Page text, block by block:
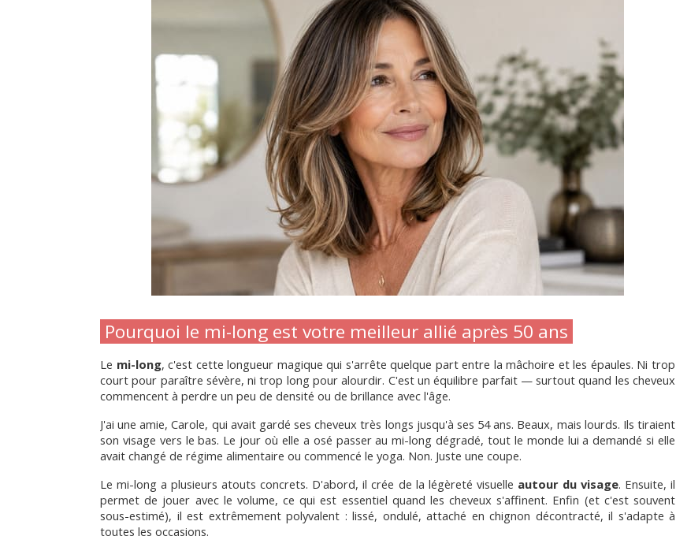
Pourquoi le mi-long est votre meilleur allié après 50 ans
Le mi-long, c'est cette longueur magique qui s'arrête quelque part entre la mâchoire et les épaules. Ni trop
court pour paraître sévère, ni trop long pour alourdir. C'est un équilibre parfait — surtout quand les cheveux
commencent à perdre un peu de densité ou de brillance avec l'âge.
J'ai une amie, Carole, qui avait gardé ses cheveux très longs jusqu'à ses 54 ans. Beaux, mais lourds. Ils tiraient
son visage vers le bas. Le jour où elle a osé passer au mi-long dégradé, tout le monde lui a demandé si elle
avait changé de régime alimentaire ou commencé le yoga. Non. Juste une coupe.
Le mi-long a plusieurs atouts concrets. D'abord, il crée de la légèreté visuelle autour du visage. Ensuite, il
permet de jouer avec le volume, ce qui est essentiel quand les cheveux s'affinent. Enfin (et c'est souvent
sous-estimé), il est extrêmement polyvalent : lissé, ondulé, attaché en chignon décontracté, il s'adapte à
toutes les occasions.